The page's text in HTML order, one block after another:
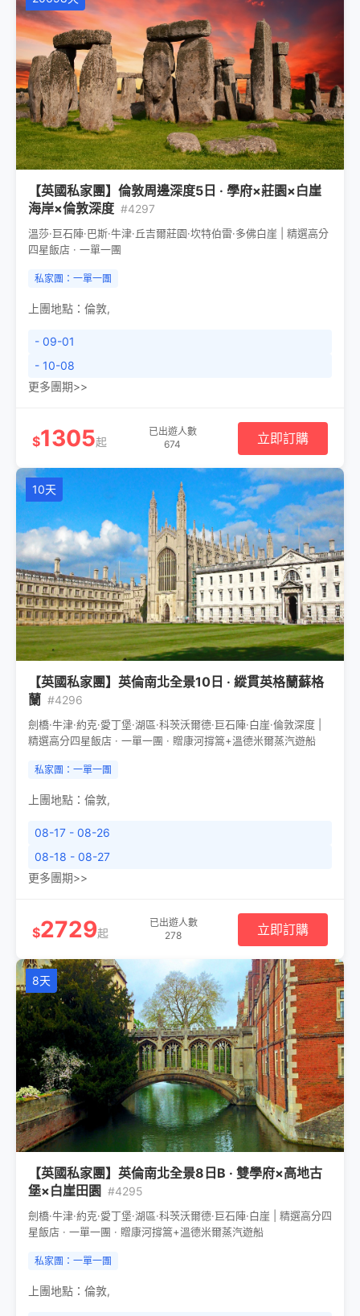
【英國私家團】倫敦周邊深度5日 · 學府×莊園×白崖
海岸×倫敦深度 #4297
溫莎·巨石陣·巴斯·牛津·丘吉爾莊園·坎特伯雷·多佛白崖 | 精選高分
四星飯店 · 一單一團
私家團：一單一團
上團地點： 倫敦,
- 09-01
- 10-08
更多團期>>
$1305起
已出遊人數
674
立即訂購
10天
【英國私家團】英倫南北全景10日 · 縱貫英格蘭蘇格
蘭 #4296
劍橋·牛津·約克·愛丁堡·湖區·科茨沃爾德·巨石陣·白崖·倫敦深度 |
精選高分四星飯店 · 一單一團 · 贈康河撐篙+溫德米爾蒸汽遊船
私家團：一單一團
上團地點： 倫敦,
08-17 - 08-26
08-18 - 08-27
更多團期>>
$2729起
已出遊人數
278
立即訂購
8天
【英國私家團】英倫南北全景8日B · 雙學府×高地古
堡×白崖田園 #4295
劍橋·牛津·約克·愛丁堡·湖區·科茨沃爾德·巨石陣·白崖 | 精選高分四
星飯店 · 一單一團 · 贈康河撐篙+溫德米爾蒸汽遊船
私家團：一單一團
上團地點： 倫敦,